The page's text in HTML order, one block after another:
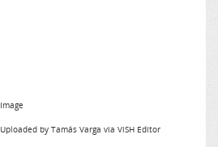
Image
Uploaded by Tamás Varga via ViSH Editor